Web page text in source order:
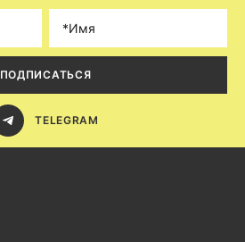
ПОДПИСАТЬСЯ
TELEGRAM